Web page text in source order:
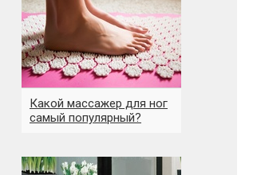
Какой массажер для ног
самый популярный?